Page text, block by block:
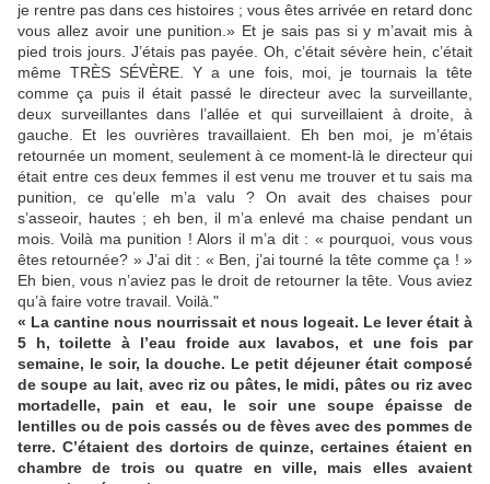
je rentre pas dans ces histoires ; vous êtes arrivée en retard donc
vous allez avoir une punition.» Et je sais pas si y m’avait mis à
pied trois jours. J’étais pas payée. Oh, c’était sévère hein, c’était
même TRÈS SÉVÈRE. Y a une fois, moi, je tournais la tête
comme ça puis il était passé le directeur avec la surveillante,
deux surveillantes dans l’allée et qui surveillaient à droite, à
gauche. Et les ouvrières travaillaient. Eh ben moi, je m’étais
retournée un moment, seulement à ce moment-là le directeur qui
était entre ces deux femmes il est venu me trouver et tu sais ma
punition, ce qu’elle m’a valu ? On avait des chaises pour
s’asseoir, hautes ; eh ben, il m’a enlevé ma chaise pendant un
mois. Voilà ma punition ! Alors il m’a dit : « pourquoi, vous vous
êtes retournée? » J’ai dit : « Ben, j’ai tourné la tête comme ça ! »
Eh bien, vous n’aviez pas le droit de retourner la tête. Vous aviez
qu’à faire votre travail. Voilà."
« La cantine nous nourrissait et nous logeait. Le lever était à
5 h, toilette à l’eau froide aux lavabos, et une fois par
semaine, le soir, la douche. Le petit déjeuner était composé
de soupe au lait, avec riz ou pâtes, le midi, pâtes ou riz avec
mortadelle, pain et eau, le soir une soupe épaisse de
lentilles ou de pois cassés ou de fèves avec des pommes de
terre. C’étaient des dortoirs de quinze, certaines étaient en
chambre de trois ou quatre en ville, mais elles avaient